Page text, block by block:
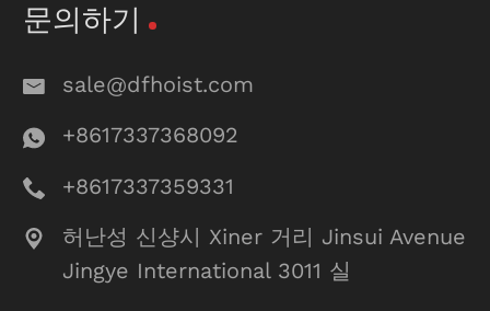
문의하기
sale@dfhoist.com
+8617337368092
+8617337359331
허난성 신샹시 Xiner 거리 Jinsui Avenue
Jingye International 3011 실